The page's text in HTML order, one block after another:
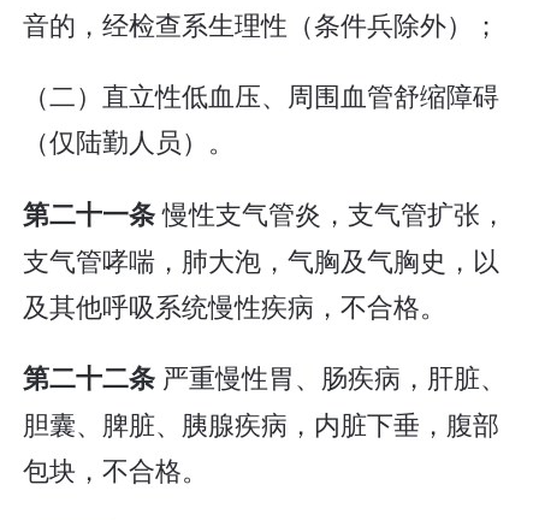
音的，经检查系生理性（条件兵除外）；
（二）直立性低血压、周围血管舒缩障碍
（仅陆勤人员）。
第二十一条慢性支气管炎，支气管扩张，
支气管哮喘，肺大泡，气胸及气胸史，以
及其他呼吸系统慢性疾病，不合格。
第二十二条 严重慢性胃、肠疾病，肝脏、
胆囊、脾脏、胰腺疾病，内脏下垂，腹部
包块，不合格。